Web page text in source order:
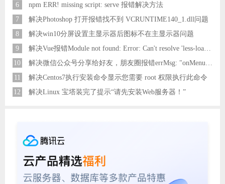
6
npm ERR! missing script: serve 报错解决方法
7
解决Photoshop 打开报错找不到 VCRUNTIME140_1.dll问题
8
解决win10分屏设置主显示器后图标不在主显示器问题
9
解决Vue报错Module not found: Error: Can't resolve 'less-loader' in 'C:\Users\Hm\Desktop\vue\vue_shop'问题
10
11
解决Centos7执行安装命令显示您需要 root 权限执行此命令
12
解决Linux 宝塔装完了提示“请先安装Web服务器！”